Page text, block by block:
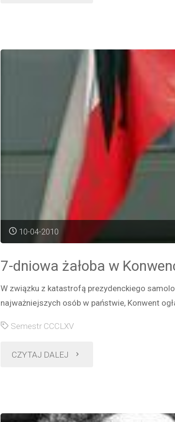
10-04-2010
7-dniowa żałoba w
W związku z katastrofą prezydenckiego
najważniejszych osób w państwie, Konwent
Semestr CCCLXV
CZYTAJ DALEJ "7-